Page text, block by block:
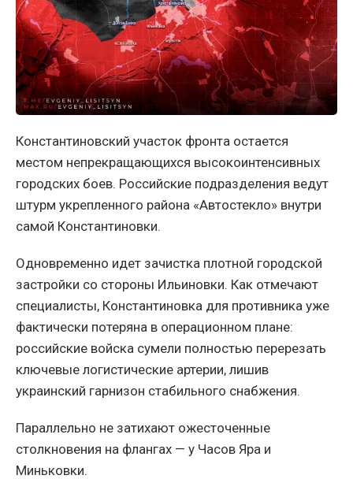
Константиновский участок фронта остается
местом непрекращающихся высокоинтенсивных
городских боев. Российские подразделения ведут
штурм укрепленного района «Автостекло» внутри
самой Константиновки.
Одновременно идет зачистка плотной городской
застройки со стороны Ильиновки. Как отмечают
специалисты, Константиновка для противника уже
фактически потеряна в операционном плане:
российские войска сумели полностью перерезать
ключевые логистические артерии, лишив
украинский гарнизон стабильного снабжения.
Параллельно не затихают ожесточенные
столкновения на флангах — у Часов Яра и
Миньковки.